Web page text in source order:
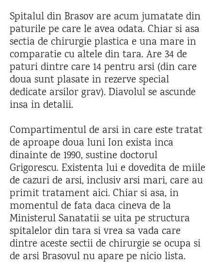
Spitalul din Brasov are acum jumatate din
paturile pe care le avea odata. Chiar si asa
sectia de chirurgie plastica e una mare in
comparatie cu altele din tara. Are 34 de
paturi dintre care 14 pentru arsi (din care
doua sunt plasate in rezerve special
dedicate arsilor grav). Diavolul se ascunde
insa in detalii.
Compartimentul de arsi in care este tratat
de aproape doua luni Ion exista inca
dinainte de 1990, sustine doctorul
Grigorescu. Existenta lui e dovedita de miile
de cazuri de arsi, inclusiv arsi mari, care au
primit tratament aici. Chiar si asa, in
momentul de fata daca cineva de la
Ministerul Sanatatii se uita pe structura
spitalelor din tara si vrea sa vada care
dintre aceste sectii de chirurgie se ocupa si
de arsi Brasovul nu apare pe nicio lista.